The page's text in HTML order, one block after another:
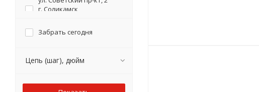
г. Соликамск,
Забрать сегодня
Цепь (шаг), дюйм